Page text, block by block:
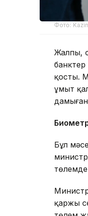
Фото:
Жалпы,
банктер
қосты.
ұмыт
дамыған
Бұл
қаржы